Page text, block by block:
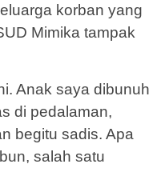
korban yang
Mimika tampak
Anak saya dibunuh
di pedalaman,
begitu sadis. Apa
salah satu